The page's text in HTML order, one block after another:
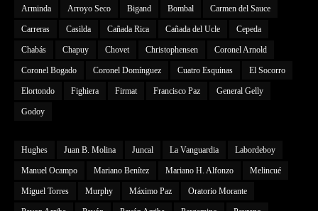
Arminda Arroyo Seco Bigand Bombal Carmen del Sauce
Carreras Casilda Cañada Rica Cañada del Ucle Cepeda
Chabás Chapuy Chovet Christophensen Coronel Arnold
Coronel Bogado Coronel Domínguez Cuatro Esquinas El Socorro
Elortondo Fighiera Firmat Francisco Paz General Gelly
Godoy
Hughes Juan B. Molina Juncal La Vanguardia Labordeboy
Manuel Ocampo Mariano Benítez Mariano H. Alfonzo Melincué
Miguel Torres Murphy Máximo Paz Oratorio Morante